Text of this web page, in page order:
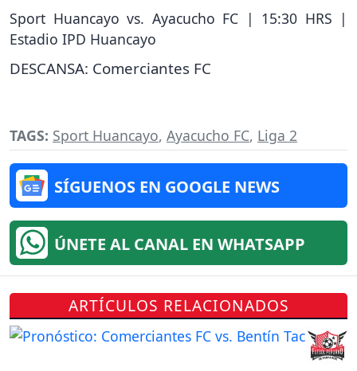
Sport Huancayo vs. Ayacucho FC | 15:30 HRS |
Estadio IPD Huancayo
DESCANSA: Comerciantes FC
TAGS: Sport Huancayo, Ayacucho FC, Liga 2
SÍGUENOS EN GOOGLE NEWS
ÚNETE AL CANAL EN WHATSAPP
ARTÍCULOS RELACIONADOS